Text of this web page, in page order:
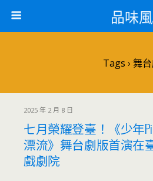
品味風
Tags › 舞
2025 年 2 月 8 日
七月榮耀登臺！《少年
漂流》舞台劇版首演在
戲劇院